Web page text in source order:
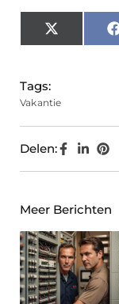
X
(Twitter)
Tags:
Vakantie
Delen:
Meer Berichten